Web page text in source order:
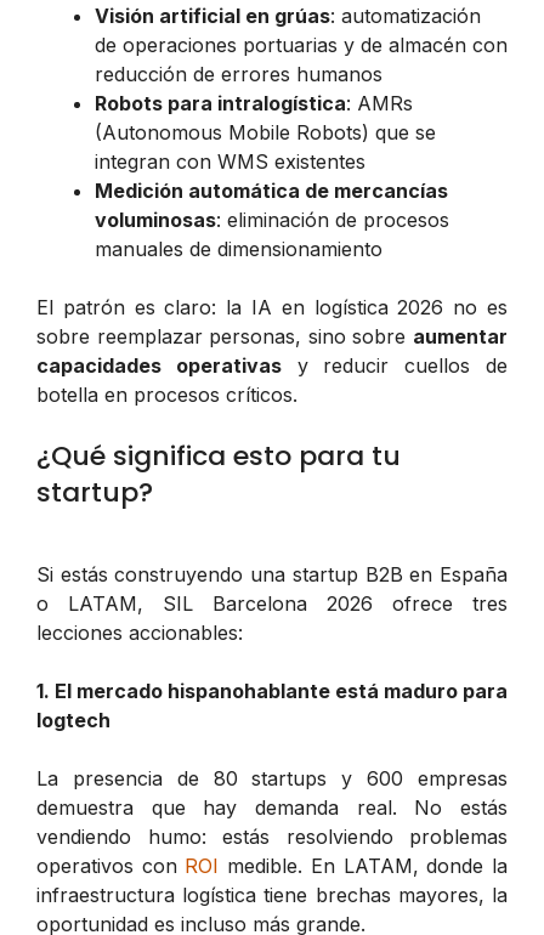
Visión artificial en grúas: automatización
de operaciones portuarias y de almacén con
reducción de errores humanos
Robots para intralogística: AMRs
(Autonomous Mobile Robots) que se
integran con WMS existentes
Medición automática de mercancías
voluminosas: eliminación de procesos
manuales de dimensionamiento
El patrón es claro: la IA en logística 2026 no es
sobre reemplazar personas, sino sobre aumentar
capacidades operativasy reducir cuellos de
botella en procesos críticos.
¿Qué significa esto para tu
startup?
Si estás construyendo una startup B2B en España
o LATAM, SIL Barcelona 2026 ofrece tres
lecciones accionables:
1. El mercado hispanohablante está maduro para
logtech
La presencia de 80 startups y 600 empresas
demuestra que hay demanda real. No estás
vendiendo humo: estás resolviendo problemas
operativos con ROI medible. En LATAM, donde la
infraestructura logística tiene brechas mayores, la
oportunidad es incluso más grande.